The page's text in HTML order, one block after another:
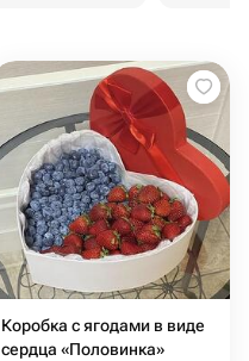
Коробка с ягодами в виде
сердца «Половинка»